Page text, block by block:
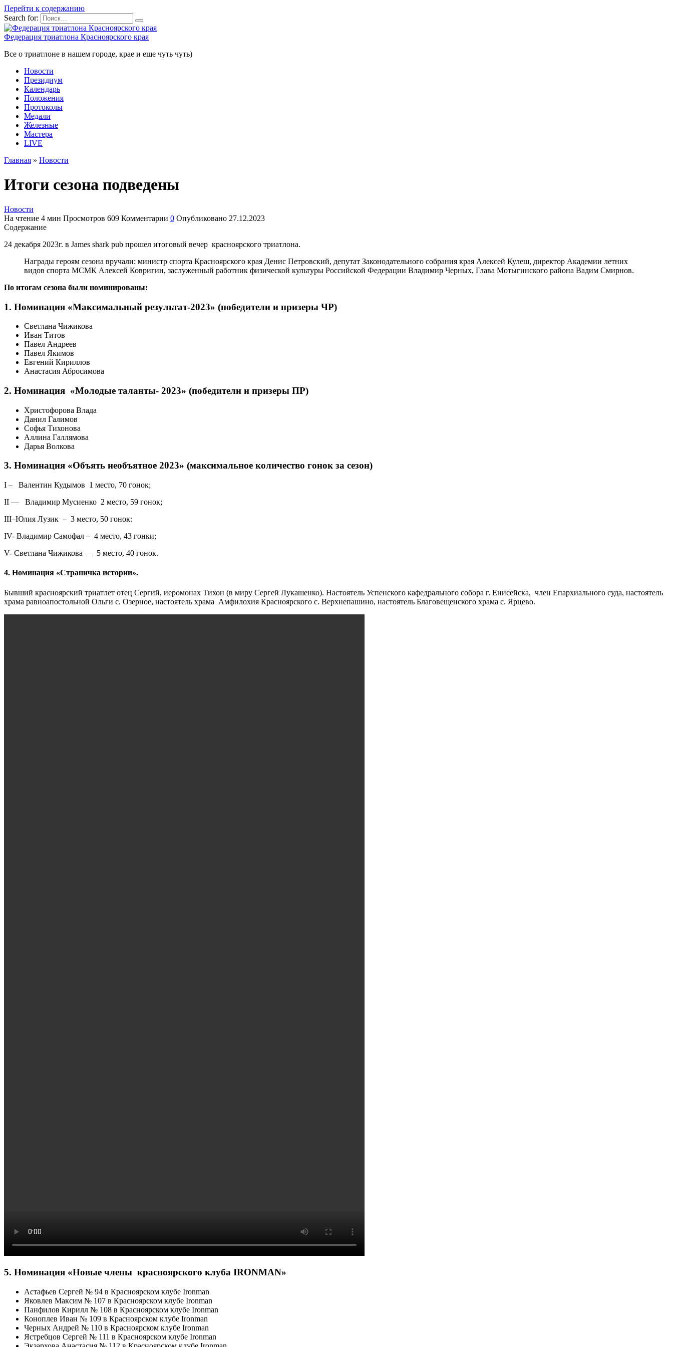
Перейти к содержанию
Search for:
Федерация триатлона Красноярского края
Все о триатлоне в нашем городе, крае и еще чуть чуть)
Новости
Президиум
Календарь
Положения
Протоколы
Медали
Железные
Мастера
LIVE
Главная » Новости
Итоги сезона подведены
Новости
На чтение 4 мин Просмотров 609 Комментарии 0 Опубликовано 27.12.2023
Содержание
24 декабря 2023г. в James shark pub прошел итоговый вечер красноярского триатлона.
Награды героям сезона вручали: министр спорта Красноярского края Денис Петровский, депутат Законодательного собрания края Алексей Кулеш, директор Академии летних
видов спорта МСМК Алексей Ковригин, заслуженный работник физической культуры Российской Федерации Владимир Черных, Глава Мотыгинского района Вадим Смирнов.
По итогам сезона были номинированы:
1. Номинация «Максимальный результат-2023» (победители и призеры ЧР)
Светлана Чижикова
Иван Титов
Павел Андреев
Павел Якимов
Евгений Кириллов
Анастасия Абросимова
2. Номинация «Молодые таланты- 2023» (победители и призеры ПР)
Христофорова Влада
Данил Галимов
Софья Тихонова
Аллина Галлямова
Дарья Волкова
3. Номинация «Объять необъятное 2023» (максимальное количество гонок за сезон)
I – Валентин Кудымов 1 место, 70 гонок;
II — Владимир Мусиенко 2 место, 59 гонок;
III–Юлия Лузик – 3 место, 50 гонок:
IV- Владимир Самофал – 4 место, 43 гонки;
V- Светлана Чижикова — 5 место, 40 гонок.
4. Номинация «Страничка истории».
Бывший красноярский триатлет отец Сергий, иеромонах Тихон (в миру Сергей Лукашенко). Настоятель Успенского кафедрального собора г. Енисейска, член Епархиального суда, настоятель
храма равноапостольной Ольги с. Озерное, настоятель храма Амфилохия Красноярского с. Верхнепашино, настоятель Благовещенского храма с. Ярцево.
5. Номинация «Новые члены красноярского клуба IRONMAN»
Астафьев Сергей № 94 в Красноярском клубе Ironman
Яковлев Максим № 107 в Красноярском клубе Ironman
Панфилов Кирилл № 108 в Красноярском клубе Ironman
Коноплев Иван № 109 в Красноярском клубе Ironman
Черных Андрей № 110 в Красноярском клубе Ironman
Ястребцов Сергей № 111 в Красноярском клубе Ironman